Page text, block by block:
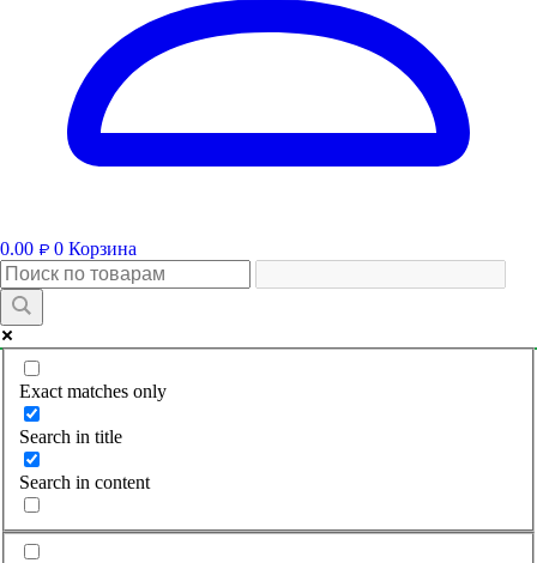
0.00 ₽ 0 Корзина
Exact matches only
Search in title
Search in content